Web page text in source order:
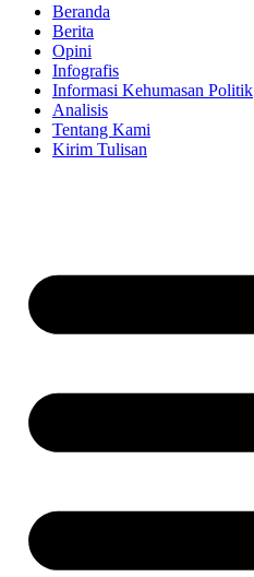
Beranda
Berita
Opini
Infografis
Informasi Kehumasan Politik
Analisis
Tentang Kami
Kirim Tulisan